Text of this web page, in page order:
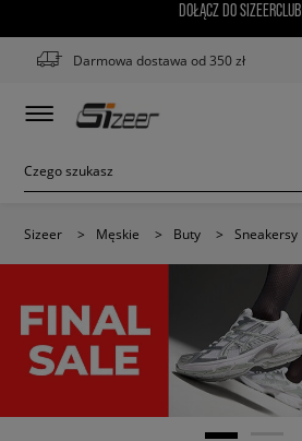
DOŁĄCZ DO SIZEERCLUB
Darmowa dostawa od 350 zł
Sizeer > Męskie > Buty > Sneakersy